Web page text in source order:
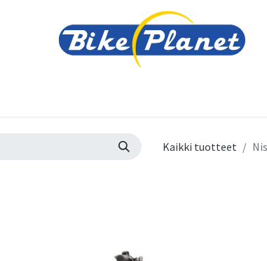
Kaikki tuotteet